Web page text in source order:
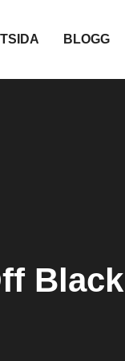
BLOGG
Black